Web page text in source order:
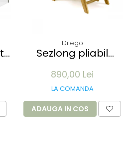
Dilego
Sezlong pliabil
TEAK 200x57x34 cm
- pliabil cu roti
890,00 Lei
LA COMANDA
ADAUGA IN COS